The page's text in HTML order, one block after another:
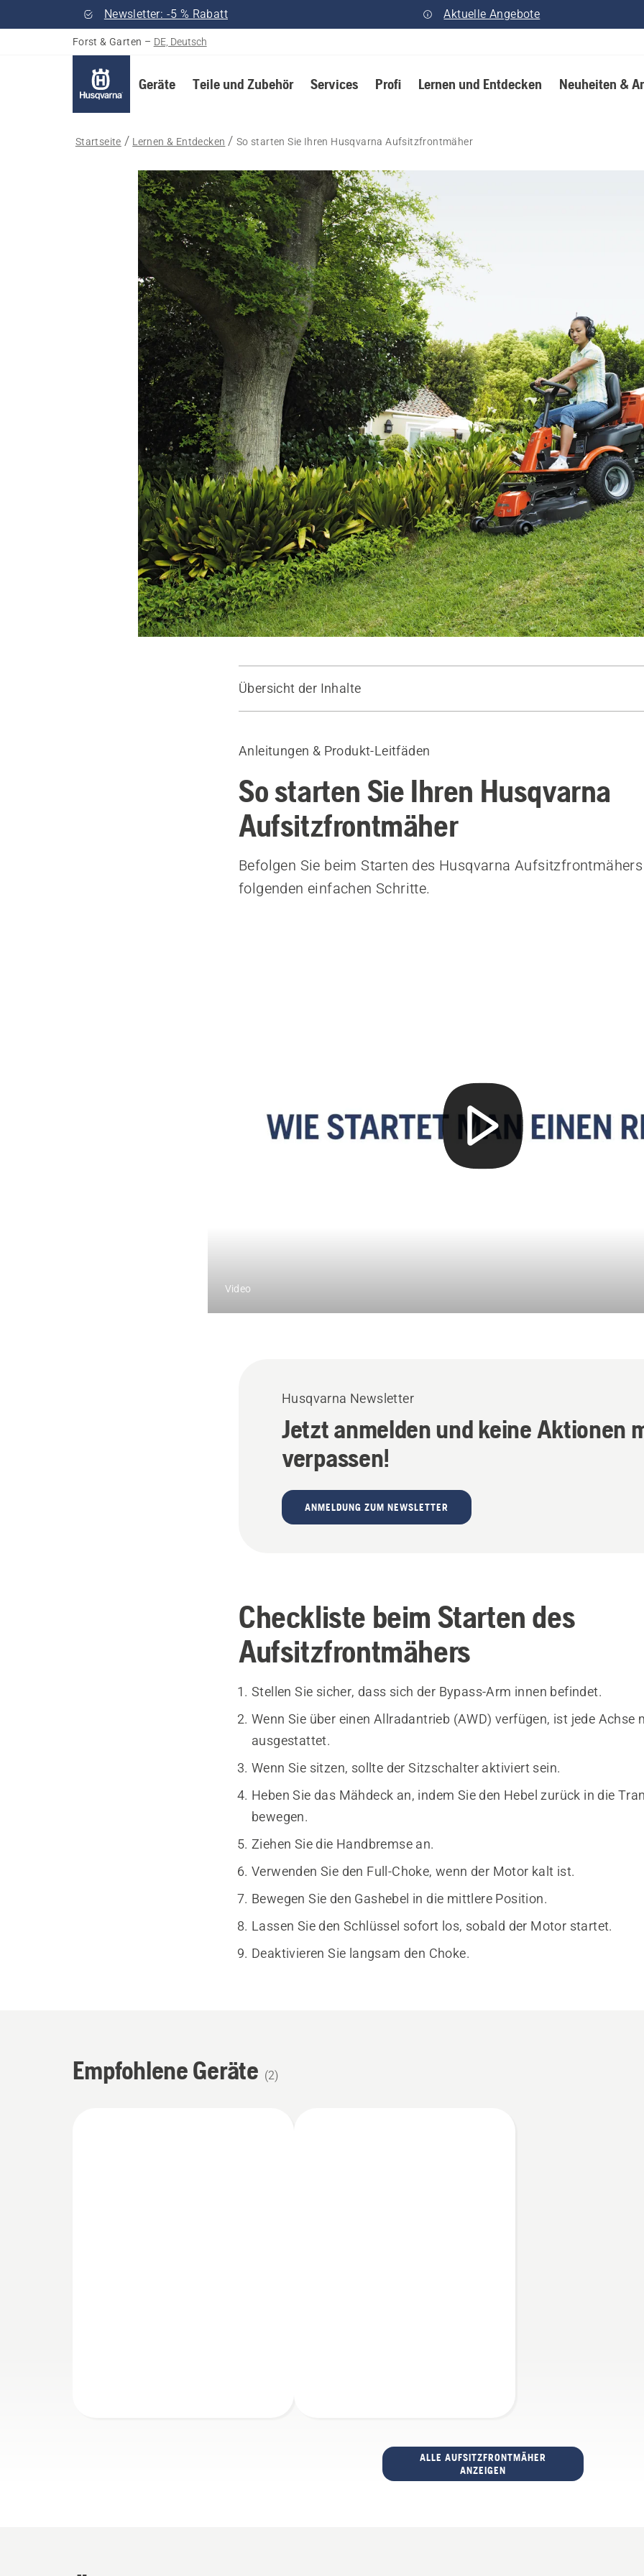
Newsletter: -5 % Rabatt Aktuelle Angebote
Forst & Garten – DE, Deutsch
Geräte Teile und Zubehör Services Profi Lernen und Entdecken Neuheiten &
Startseite Lernen & Entdecken So starten Sie Ihren Husqvarna Aufsitzfrontmäher
Übersicht der Inhalte
Leitfaden
Anleitungen & Produkt-Leitfäden
So starten Sie Ihren Husqvarna
Aufsitzfrontmäher
Befolgen Sie beim Starten des Husqvarna
folgenden einfachen Schritte.
Video
Husqvarna Newsletter
Jetzt anmelden und keine Aktionen
verpassen!
ANMELDUNG ZUM NEWSLETTER
Checkliste beim Starten des
Aufsitzfrontmähers
Stellen Sie sicher, dass sich der Bypass-Arm innen befindet.
Wenn Sie über einen Allradantrieb (AWD) verfügen, ist jede Achse
ausgestattet.
Wenn Sie sitzen, sollte der Sitzschalter aktiviert sein.
Heben Sie das Mähdeck an, indem Sie den Hebel zurück in die
bewegen.
Ziehen Sie die Handbremse an.
Verwenden Sie den Full-Choke, wenn der Motor kalt ist.
Bewegen Sie den Gashebel in die mittlere Position.
Lassen Sie den Schlüssel sofort los, sobald der Motor startet.
Deaktivieren Sie langsam den Choke.
Empfohlene Geräte (2)
ALLE AUFSITZFRONTMÄHER
ANZEIGEN